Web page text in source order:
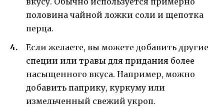
половина чайной ложки соли и щепотка
перца.
Если желаете, вы можете добавить другие
специи или травы для придания более
насыщенного вкуса. Например, можно
добавить паприку, куркуму или
измельченный свежий укроп.